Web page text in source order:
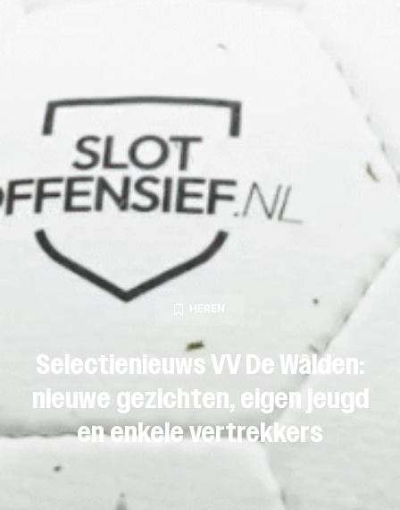
Selectienieuws VV De Wâlden:
nieuwe gezichten, eigen jeugd
en enkele vertrekkers